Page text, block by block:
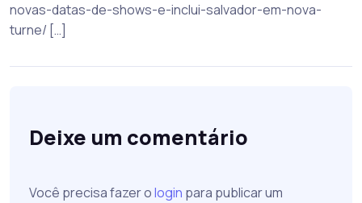
novas-datas-de-shows-e-inclui-salvador-em-nova-
turne/ […]
Deixe um comentário
Você precisa fazer ologin para publicar um